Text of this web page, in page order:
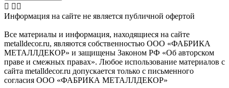
Информация на сайте не является публичной офертой
Все материалы и информация, находящиеся на сайте
metalldecor.ru, являются собственностью ООО «ФАБРИКА
МЕТАЛЛДЕКОР» и защищены Законом РФ «Об авторском
праве и смежных правах». Любое использование материалов с
сайта metalldecor.ru допускается только с письменного
согласия ООО «ФАБРИКА МЕТАЛЛДЕКОР»